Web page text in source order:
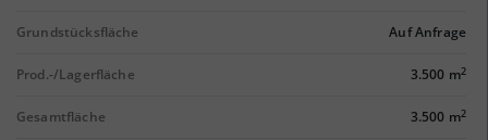
Grundstücksfläche Auf Anfrage
Prod.-/Lagerfläche 3.500 m2
Gesamtfläche 3.500 m2